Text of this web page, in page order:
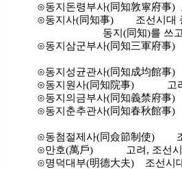
⊙동지돈령부사(同知敦寧府事)
⊙동지사(同知事) 조선시대 종
동지(同知)를 쓰고 관청
⊙동지삼군부사(同知三軍府事)
⊙동지성균관사(同知成均館事
⊙동지원사(同知院事) 고려
⊙동지의금부사(同知義禁府事)
⊙동지춘추관사(同知春秋館事)
⊙동첨절제사(同僉節制使) 조
⊙만호(萬戶) 고려, 조선시대
⊙명덕대부(明德大夫) 조선시